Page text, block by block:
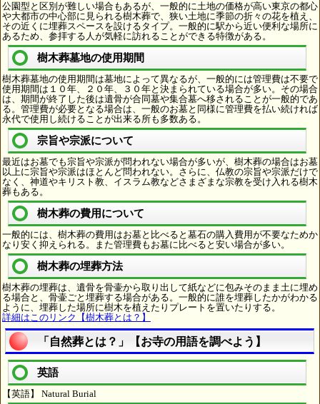
公園型と区別が難しい場合もあるが、一般的に土地の価格が高い東京の都心
や大都市の中心部に見られる樹木葬で、狭い土地に季節の折々の花を植え、
その近くに埋葬スペースを設けるタイプ。一般的に駅から近い便利な場所に
あるため、参拝する人が気軽に訪れることができる特徴がある。
樹木葬墓地の使用期間
樹木葬墓地の使用期間は墓地によって異なるが、一般的には管理費は不要で
使用期間は１０年、２０年、３０年と決まられている場合が多い。その場合
は、期間が終了した後は遺骨が合同墓や集合墓へ移されることが一般的であ
る。管理費が必要となる場合は、一般のお墓と同様に管理費を払い続ければ
永代で使用し続けることが出来る所も多数ある。
宗旨や宗派について
最近はお墓でも宗旨や宗派が問われない場合が多いが、樹木葬の場合はお墓
以上に宗旨や宗派はほとんど問われない。さらに、仏教の宗旨や宗派だけで
なく、神道やキリスト教、イスラム教などさまざまな宗教を受け入れる樹木
葬もある。
樹木葬の費用について
一般的には、樹木葬の費用はお墓と比べると墓石の購入費用が不要なためか
なり安く抑えられる。また管理費もお墓に比べると安い場合が多い。
樹木葬の埋葬方法
樹木葬の埋葬は、遺骨を骨壷から取り出して紙などに包みそのまま土に埋め
る場合と、骨壷ごと埋葬する場合がある。一般的に誰を埋葬したかがわかる
ように、埋葬した場所に樹木を植えたりプレートを置いたりする。
詳細はこのリンク【樹木葬とは？】
「自然葬とは？」【お寺の用語を調べよう】
英語
【英語】 Natural Burial